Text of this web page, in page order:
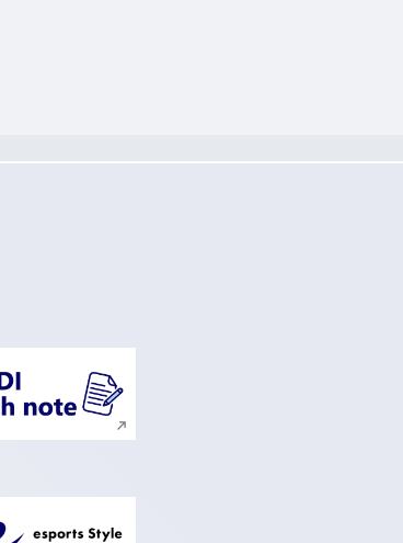
新規ウィンドウで開く